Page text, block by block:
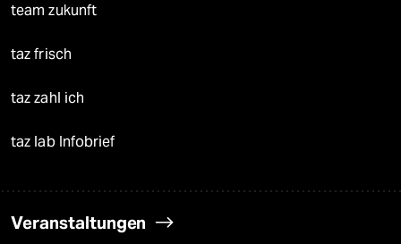
team zukunft
taz frisch
taz zahl ich
taz lab Infobrief
Veranstaltungen